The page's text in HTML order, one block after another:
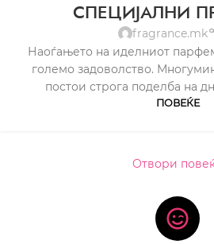
СПЕЦИЈАЛНИ
fragrance.mk
Наоѓањето на иделниот
големо задоволство.
постои строга поделба на
ПОВЕЌЕ
Отвори